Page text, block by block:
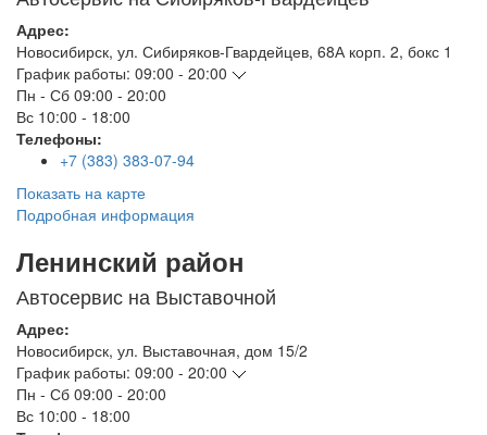
Адрес:
Новосибирск, ул. Сибиряков-Гвардейцев, 68А корп. 2, бокс 1
График работы: 09:00 - 20:00
Пн - Сб 09:00 - 20:00
Вс 10:00 - 18:00
Телефоны:
+7 (383) 383-07-94
Показать на карте
Подробная информация
Ленинский район
Автосервис на Выставочной
Адрес:
Новосибирск, ул. Выставочная, дом 15/2
График работы: 09:00 - 20:00
Пн - Сб 09:00 - 20:00
Вс 10:00 - 18:00